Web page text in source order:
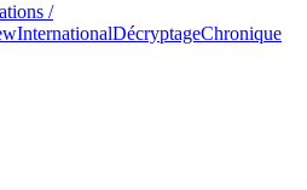
/
InternationalDécryptageChronique